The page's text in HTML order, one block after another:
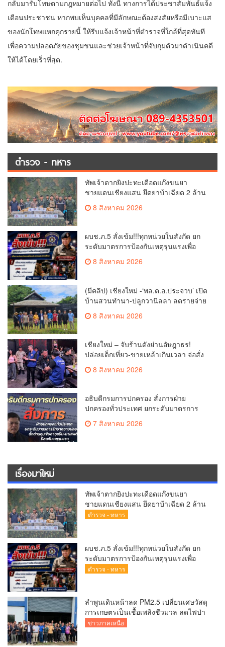
กลับมารับโทษตามกฎหมายต่อไป ทั้งนี้ ทางการได้ประชาสัมพันธ์แจ้ง
เตือนประชาชน หากพบเห็นบุคคลที่มีลักษณะต้องสงสัยหรือมีเบาะแส
ของนักโทษแหกคุกรายนี้ ให้รีบแจ้งเจ้าหน้าที่ตำรวจที่ใกล้ที่สุดทันที
เพื่อความปลอดภัยของชุมชนและช่วยเจ้าหน้าที่จับกุมตัวมาดำเนินคดี
ให้ได้โดยเร็วที่สุด.
ตำรวจ - ทหาร
ทัพเจ้าตากยิงปะทะเดือดแก๊งขนยา
ชายแดนเชียงแสน ยึดยาบ้าเฉียด 2 ล้าน
8 สิงหาคม 2026
ผบช.ภ.5 สั่งเข้ม!!!ทุกหน่วยในสังกัด ยก
ระดับมาตรการป้องกันเหตุรุนแรงเพื่อ
ความปลอดภัยของประชาชนและสถาน
ศึกษา8 สิงหาคม 2026
(มีคลิป) เชียงใหม่ -‘พล.ต.อ.ประจวบ’ เปิด
บ้านสวนทำนา-ปลูกวานิลลา ลดรายจ่าย
8 สิงหาคม 2026
เชียงใหม่ – จับร้านดังย่านอัษฎาธร!
ปล่อยเด็กเที่ยว-ขายเหล้าเกินเวลา จ่อสั่ง
8 สิงหาคม 2026
อธิบดีกรมการปกครอง สั่งการฝ่าย
ปกครองทั่วประเทศ ยกระดับมาตรการ
รักษาความปลอดภัย ตั้งด่านคุมเข้มอาวุธ
ปืน–ยาเสพติด ป้องกันเหตุรุนแรงและ
7 สิงหาคม 2026
เรื่องมาใหม่
ทัพเจ้าตากยิงปะทะเดือดแก๊งขนยา
ชายแดนเชียงแสน ยึดยาบ้าเฉียด 2 ล้าน
เม็ด ซุกกระสอบฟางหนีมืด
ตำรวจ - ทหาร
ผบช.ภ.5 สั่งเข้ม!!!ทุกหน่วยในสังกัด ยก
ระดับมาตรการป้องกันเหตุรุนแรงเพื่อ
ความปลอดภัยของประชาชนและสถาน
ตำรวจ - ทหาร
ลำพูนเดินหน้าลด PM2.5 เปลี่ยนเศษวัสดุ
การเกษตรเป็นเชื้อเพลิงชีวมวล ลดไฟป่า
สร้างรายได้ชุมชน
ข่าวภาคเหนือ